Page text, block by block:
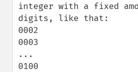
integer with a fixed
digits, like that:
0002
0003
...
0100